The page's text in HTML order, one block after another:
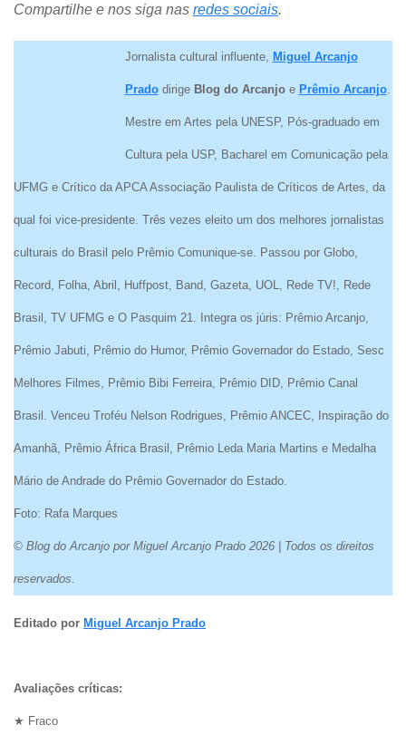
Compartilhe e nos siga nas redes sociais.
Jornalista cultural influente, Miguel Arcanjo
Pradodirige Blog do Arcanjoe Prêmio Arcanjo.
Mestre em Artes pela UNESP, Pós-graduado em
Cultura pela USP, Bacharel em Comunicação pela
UFMG e Crítico da APCA Associação Paulista de Críticos de Artes, da
qual foi vice-presidente. Três vezes eleito um dos melhores jornalistas
culturais do Brasil pelo Prêmio Comunique-se. Passou por Globo,
Record, Folha, Abril, Huffpost, Band, Gazeta, UOL, Rede TV!, Rede
Brasil, TV UFMG e O Pasquim 21. Integra os júris: Prêmio Arcanjo,
Prêmio Jabuti, Prêmio do Humor, Prêmio Governador do Estado, Sesc
Melhores Filmes, Prêmio Bibi Ferreira, Prêmio DID, Prêmio Canal
Brasil. Venceu Troféu Nelson Rodrigues, Prêmio ANCEC, Inspiração do
Amanhã, Prêmio África Brasil, Prêmio Leda Maria Martins e Medalha
Mário de Andrade do Prêmio Governador do Estado.
Foto: Rafa Marques
© Blog do Arcanjo por Miguel Arcanjo Prado 2026 | Todos os direitos
reservados.
Editado por Miguel Arcanjo Prado
Avaliações críticas:
★ Fraco